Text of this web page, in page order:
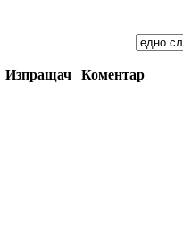
Изпращач Коментар